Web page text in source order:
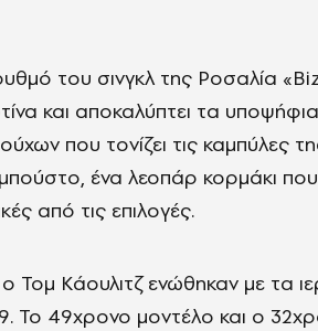
του σινγκλ της Ροσαλία
και αποκαλύπτει τα
που τονίζει τις καμπύλες
ένα λεοπάρ κορμάκι
από τις επιλογές.
ο Τομ Κάουλιτζ ενώθηκαν με τα
Το 49χρονο μοντέλο και ο